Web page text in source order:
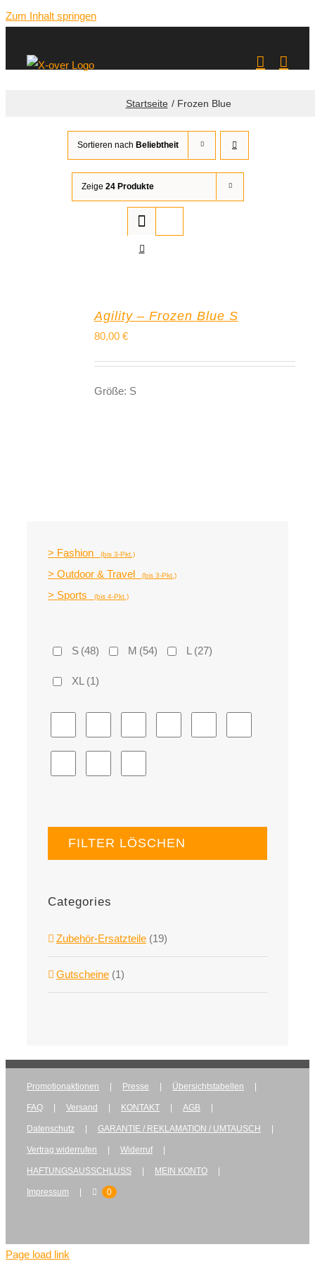
Zum Inhalt springen
Startseite Frozen Blue
Sortieren nach Beliebtheit
Zeige 24 Produkte
Agility – Frozen Blue S
80,00 €
Größe: S
> Fashion (bis 3-Pkt.)
> Outdoor & Travel (bis 3-Pkt.)
> Sports (bis 4-Pkt.)
S (48) M (54) L (27)
XL (1)
FILTER LÖSCHEN
Categories
Zubehör-Ersatzteile (19)
Gutscheine (1)
Promotionaktionen Presse Übersichtstabellen
FAQ Versand KONTAKT AGB
Datenschutz GARANTIE / REKLAMATION / UMTAUSCH
Vertrag widerrufen Widerruf
HAFTUNGSAUSSCHLUSS MEIN KONTO
Impressum 0
Page load link